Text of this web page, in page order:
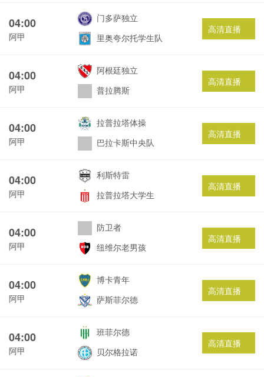
04:00
阿甲
门多萨独立
里奥夸尔托学生队
高清直播
04:00
阿甲
阿根廷独立
普拉腾斯
高清直播
04:00
阿甲
拉普拉塔体操
巴拉卡斯中央队
高清直播
04:00
阿甲
利斯特雷
拉普拉塔大学生
高清直播
04:00
阿甲
防卫者
纽维尔老男孩
高清直播
04:00
阿甲
博卡青年
萨斯菲尔德
高清直播
04:00
阿甲
班菲尔德
贝尔格拉诺
高清直播